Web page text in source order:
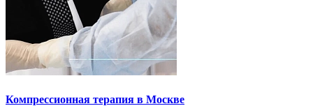
Компрессионная терапия в Москве